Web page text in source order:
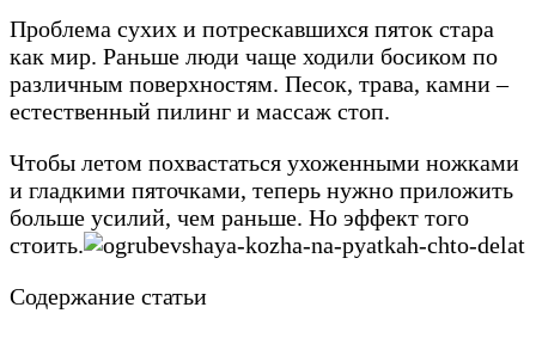
Проблема сухих и потрескавшихся пяток стара
как мир. Раньше люди чаще ходили босиком по
различным поверхностям. Песок, трава, камни –
естественный пилинг и массаж стоп.
Чтобы летом похвастаться ухоженными ножками
и гладкими пяточками, теперь нужно приложить
больше усилий, чем раньше. Но эффект того
стоить.
Содержание статьи